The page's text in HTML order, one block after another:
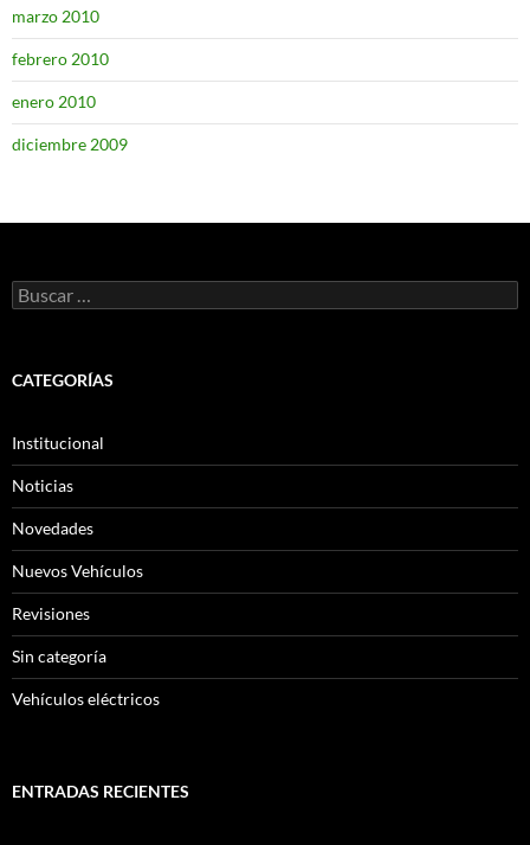
marzo 2010
febrero 2010
enero 2010
diciembre 2009
Buscar:
CATEGORÍAS
Institucional
Noticias
Novedades
Nuevos Vehículos
Revisiones
Sin categoría
Vehículos eléctricos
ENTRADAS RECIENTES